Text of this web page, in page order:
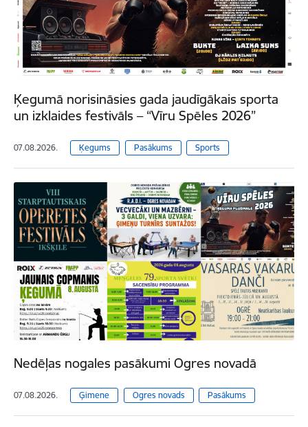
Ķegumā norisināsies gada jaudīgākais sporta
un izklaides festivāls – “Vīru Spēles 2026”
07.08.2026. Ķegums Pasākums Sports
Nedēļas nogales pasākumi Ogres novadā
07.08.2026. Ģimene Ogres novads Pasākums